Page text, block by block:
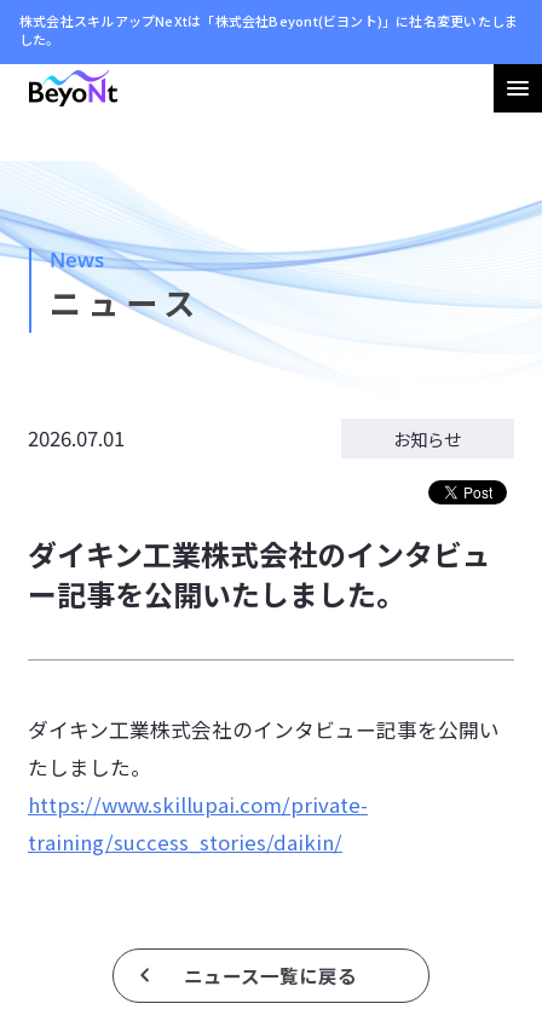
株式会社スキルアップNeXtは「株式会社Beyont(ビヨント)」に社名変更いたしま
した。
ニュース
サステナビリティ
採用情報
プライバシーポリシー
採用活動におけるプライバシーポリシー
情報セキュリティに関する方針
News
ニュース
2026.07.01 お知らせ
ダイキン工業株式会社のインタビュ
ー記事を公開いたしました。
ダイキン工業株式会社のインタビュー記事を公開い
たしました。
https://www.skillupai.com/private-
training/success_stories/daikin/
ニュース一覧に戻る